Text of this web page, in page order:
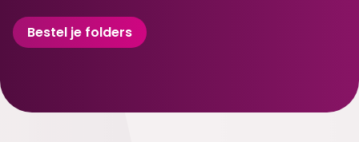
Bestel je folders